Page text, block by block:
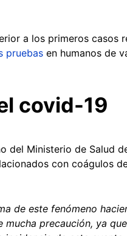
a los primeros casos
pruebas en humanos de
covid-19
Ministerio de Salud
con coágulos
de este fenómeno
precaución, ya